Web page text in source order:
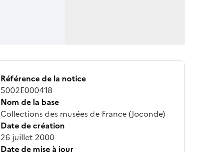
Référence de la notice
5002E000418
Nom de la base
Collections des musées de France (Joconde)
Date de création
26 juillet 2000
Date de mise à jour